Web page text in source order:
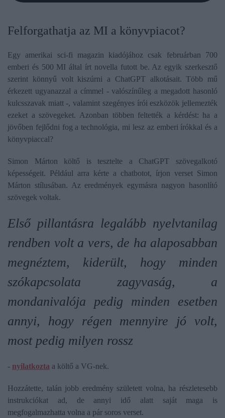
Felforgathatja az MI a könyvpiacot?
Egy amerikai sci-fi magazin kiadójához csak februárban 700
emberi és 500 MI által írt novella futott be. Az egyik szerkesztő
szerint könnyű volt kiszúrni a ChatGPT alkotásait. Több mű
érkezett ugyanazzal a címmel - valószínűleg a megadott hasonló
kulcsszavak miatt -, valamint szegényes írói eszközök jellemezték
ezeket a szövegeket. Azonban többen feltették a kérdést: ha a
jövőben fejlődni fog a technológia, mi lesz az emberi írókkal és a
könyvpiaccal?
Simon Márton költő is tesztelte a ChatGPT szövegalkotó
képességeit. Például arra kérte a chatbotot, írjon verset Simon
Márton stílusában. Az eredmények egymásra nagyon hasonlító
szövegek voltak.
Első pillantásra legalább nyelvtanilag
rendben volt a vers, de ha alaposabban
megnéztem, kiderült, hogy minden
szókapcsolata zagyvaság, a
mondanivalója pedig minden esetben
annyi, hogy régen mennyire jó volt,
most pedig milyen rossz
- nyilatkozta a költő a VG-nek.
Hozzátette, talán jobb eredmény született volna, ha részletesebb
instrukciókat ad, de annyi idő alatt saját maga is
megfogalmazhatta volna a pár soros verset.